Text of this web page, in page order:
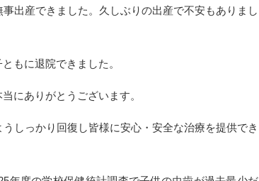
出産できました。久しぶりの出産で不安もありまし
もに退院できました。
にありがとうございます。
しっかり回復し皆様に安心・安全な治療を提供でき